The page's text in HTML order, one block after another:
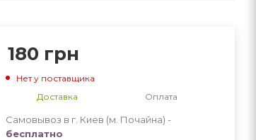
180 грн
Нет у поставщика
Доставка
Оплата
Самовывоз в г. Киев (м. Почайна) -
бесплатно